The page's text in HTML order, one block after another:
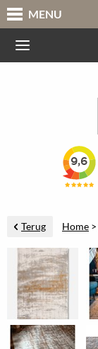
MENU
Terug Home >